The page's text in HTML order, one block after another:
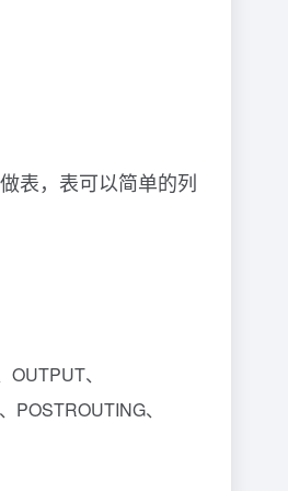
表，表可以简单的列
、
、